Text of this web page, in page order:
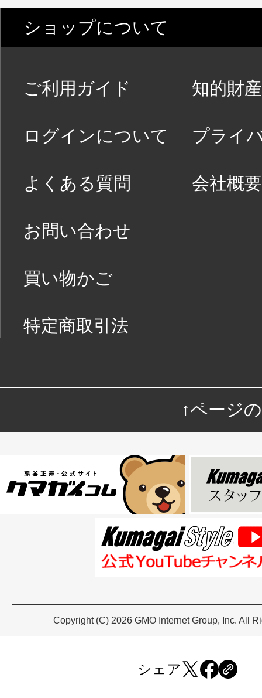
ショップについて
ご利用ガイド
ログインについて
よくある質問
お問い合わせ
買い物かご
特定商取引法
知的財産
プライ
会社概要
↑ページ
Copyright (C) 2026 GMO Internet Group, Inc. All
シェア